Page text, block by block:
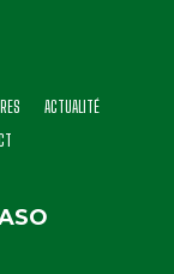
ACTUALITÉ